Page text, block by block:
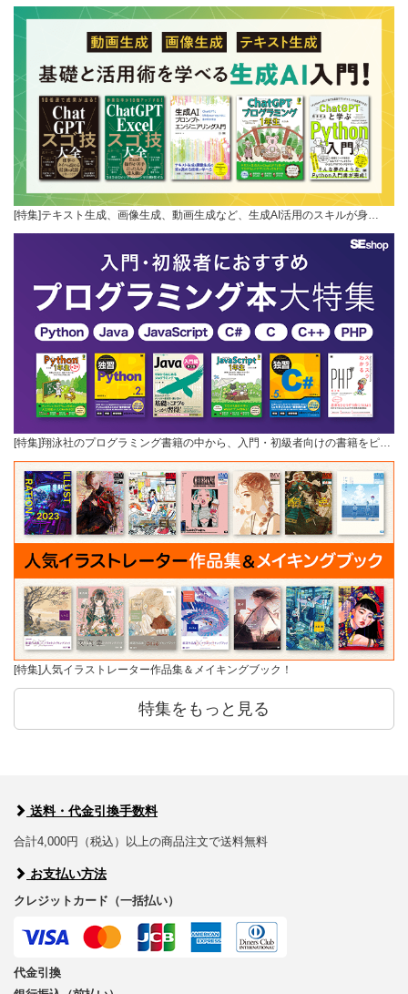
[特集]テキスト生成、画像生成、動画生成など、生成AI活用のスキルが身…
[特集]翔泳社のプログラミング書籍の中から、入門・初級者向けの書籍をピ…
[特集]人気イラストレーター作品集＆メイキングブック！
特集をもっと見る
送料・代金引換手数料
合計4,000円（税込）以上の商品注文で送料無料
お支払い方法
クレジットカード（一括払い）
代金引換